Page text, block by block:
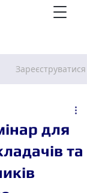
Зареєструватися
для
та